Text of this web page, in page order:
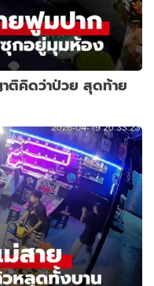
ติคิดว่าป่วย สุดท้าย